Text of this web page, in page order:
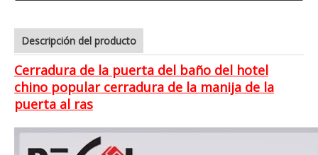
Descripción del producto
Cerradura de la puerta del baño del hotel
chino popular cerradura de la manija de la
puerta al ras